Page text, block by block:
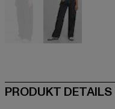
PRODUKT DETAILS